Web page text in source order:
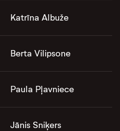
Katrīna Albuže
Berta Vilipsone
Paula Pļavniece
Jānis Sniķers